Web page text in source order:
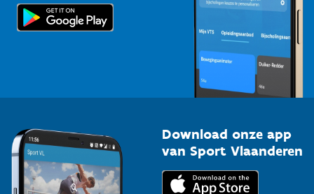
Topsporters
Download onze app
van Sport Vlaanderen